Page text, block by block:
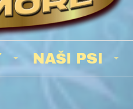
NAŠI PSI